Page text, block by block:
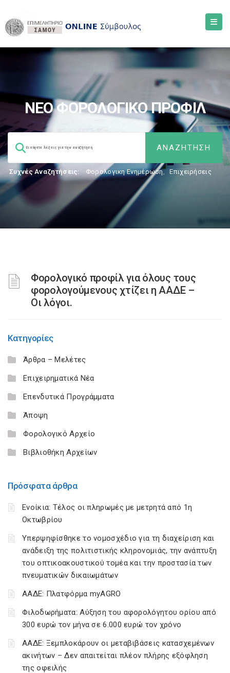
ΝΕΟ ΦΟΡΟΛΟΓΙΚΟ ΠΡΟΦΙΛ
Συχνές Αναζητήσεις: Φορολογικη Ενημέρωση, Επιχειρήσεις
Φορολογικό προφίλ για όλους τους
φορολογούμενους χτίζει η ΑΑΔΕ –
Οι λόγοι.
Κατηγορίες
Άρθρα – Μελέτες
Επιχειρηματικά Νέα
Επενδυτικά Προγράμματα
Άποψη
Φορολογικό Αρχείο
Βιβλιοθήκη Αρχείων
Πρόσφατα άρθρα
Ενοίκια: Τέλος οι πληρωμές με μετρητά από 1η
Οκτωβρίου
Υπερψηφίσθηκε το νομοσχέδιο για τη διαχείριση και
ανάδειξη της πολιτιστικής κληρονομιάς, την ανάπτυξη
του οπτικοακουστικού τομέα και την προστασία των
πνευματικών δικαιωμάτων
ΑΑΔΕ: Πλατφόρμα myAGRO
Φιλοδωρήματα: Αύξηση του αφορολόγητου ορίου από
300 ευρώ τον μήνα σε 6.000 ευρώ τον χρόνο
ΑΑΔΕ: Ξεμπλοκάρουν οι μεταβιβάσεις κατασχεμένων
ακινήτων – Δεν απαιτείται πλέον πλήρης εξόφληση
της οφειλής